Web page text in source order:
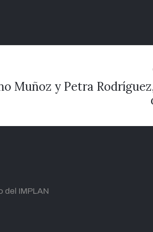
Muñoz y Petra
del IMPLAN